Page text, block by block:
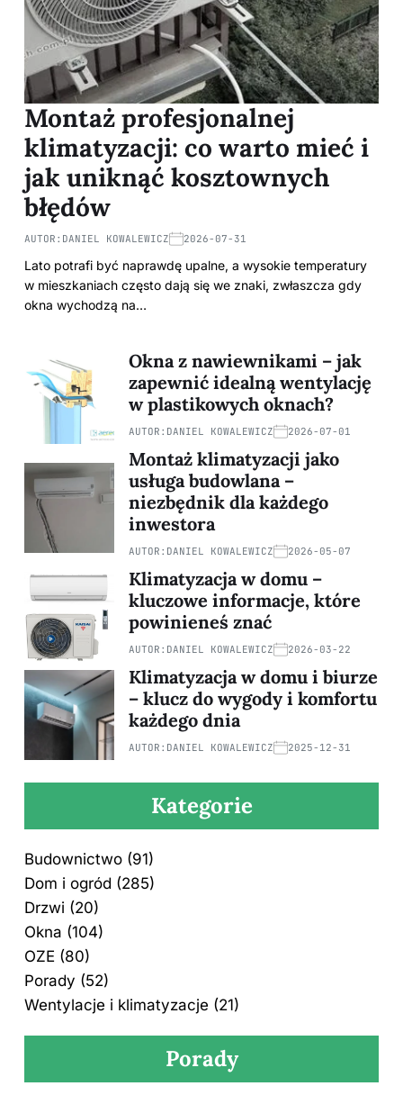
Montaż profesjonalnej
klimatyzacji: co warto mieć i
jak uniknąć kosztownych
błędów
AUTOR: DANIEL KOWALEWICZ 2026-07-31
Lato potrafi być naprawdę upalne, a wysokie temperatury
w mieszkaniach często dają się we znaki, zwłaszcza gdy
okna wychodzą na…
Okna z nawiewnikami – jak
zapewnić idealną wentylację
w plastikowych oknach?
AUTOR: DANIEL KOWALEWICZ 2026-07-01
Montaż klimatyzacji jako
usługa budowlana –
niezbędnik dla każdego
inwestora
AUTOR: DANIEL KOWALEWICZ 2026-05-07
Klimatyzacja w domu –
kluczowe informacje, które
powinieneś znać
AUTOR: DANIEL KOWALEWICZ 2026-03-22
Klimatyzacja w domu i biurze
– klucz do wygody i komfortu
każdego dnia
AUTOR: DANIEL KOWALEWICZ 2025-12-31
Kategorie
Budownictwo (91)
Dom i ogród (285)
Drzwi (20)
Okna (104)
OZE (80)
Porady (52)
Wentylacje i klimatyzacje (21)
Porady